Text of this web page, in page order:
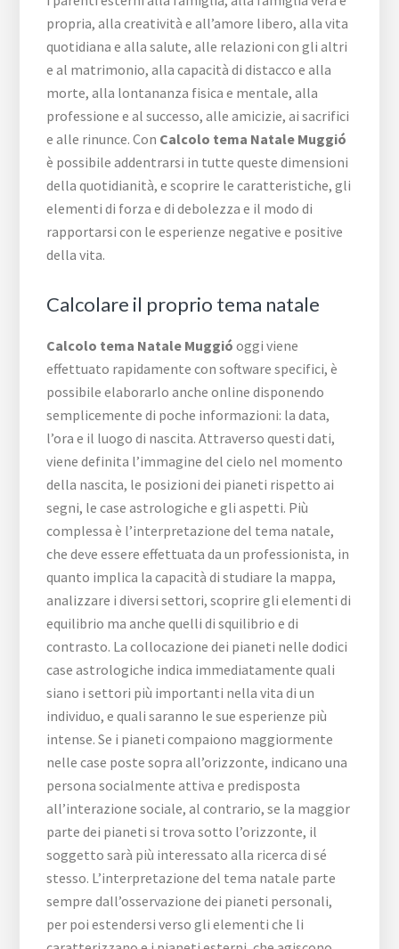
propria, alla creatività e all’amore libero, alla vita
quotidiana e alla salute, alle relazioni con gli altri
e al matrimonio, alla capacità di distacco e alla
morte, alla lontananza fisica e mentale, alla
professione e al successo, alle amicizie, ai sacrifici
e alle rinunce. Con Calcolo tema Natale Muggió
è possibile addentrarsi in tutte queste dimensioni
della quotidianità, e scoprire le caratteristiche, gli
elementi di forza e di debolezza e il modo di
rapportarsi con le esperienze negative e positive
della vita.
Calcolare il proprio tema natale
Calcolo tema Natale Muggió oggi viene
effettuato rapidamente con software specifici, è
possibile elaborarlo anche online disponendo
semplicemente di poche informazioni: la data,
l’ora e il luogo di nascita. Attraverso questi dati,
viene definita l’immagine del cielo nel momento
della nascita, le posizioni dei pianeti rispetto ai
segni, le case astrologiche e gli aspetti. Più
complessa è l’interpretazione del tema natale,
che deve essere effettuata da un professionista, in
quanto implica la capacità di studiare la mappa,
analizzare i diversi settori, scoprire gli elementi di
equilibrio ma anche quelli di squilibrio e di
contrasto. La collocazione dei pianeti nelle dodici
case astrologiche indica immediatamente quali
siano i settori più importanti nella vita di un
individuo, e quali saranno le sue esperienze più
intense. Se i pianeti compaiono maggiormente
nelle case poste sopra all’orizzonte, indicano una
persona socialmente attiva e predisposta
all’interazione sociale, al contrario, se la maggior
parte dei pianeti si trova sotto l’orizzonte, il
soggetto sarà più interessato alla ricerca di sé
stesso. L’interpretazione del tema natale parte
sempre dall’osservazione dei pianeti personali,
per poi estendersi verso gli elementi che li